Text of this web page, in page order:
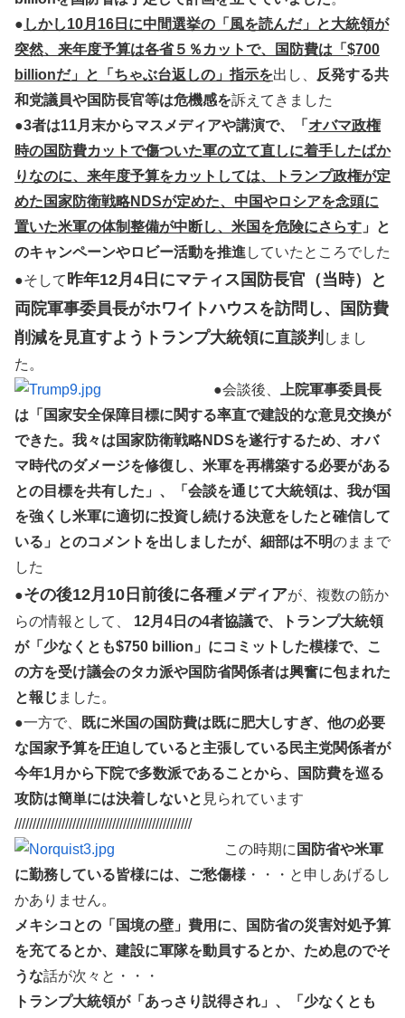
● しかし10月16日に中間選挙の「風を読んだ」と大統領が
突然、来年度予算は各省５％カットで、国防費は「$700
billionだ」と「ちゃぶ台返しの」指示を出し、
反発する共
和党議員や国防長官等は危機感を訴えてきました
●3者は11月末からマスメディアや講演で、「 オバマ政権
時の国防費カットで傷ついた軍の立て直しに着手したばか
りなのに、来年度予算をカットしては、トランプ政権が定
めた国家防衛戦略NDSが定めた、中国やロシアを念頭に
置いた米軍の体制整備が中断し、米国を危険にさらす 」と
のキャンペーンやロビー活動を推進 していたところでした
●そして 昨年12月4日にマティス国防長官（当時）と
両院軍事委員長がホワイトハウスを訪問し、国防費
削減を見直すようトランプ大統領に直談判 しまし
た。
●会談後、
上院軍事委員長
は「国家安全保障目標に関する率直で建設的な意見交換が
できた。我々は国家防衛戦略NDSを遂行するため、オバ
マ時代のダメージを修復し、米軍を再構築する必要がある
との目標を共有した」、「会談を通じて大統領は、我が国
を強くし米軍に適切に投資し続ける決意をしたと確信して
いる」とのコメントを出しましたが、細部は不明のままで
した
●その後12月10日前後に各種メディアが、複数の筋か
らの情報として、 12月4日の4者協議で、トランプ大統領
が「少なくとも$750 billion」にコミットした模様で、こ
の方を受け議会のタカ派や国防省関係者は興奮に包まれた
と報じ ました。
●一方で、
既に米国の国防費は既に肥大しすぎ、他の必要
な国家予算を圧迫していると主張している民主党関係者が
今年1月から下院で多数派であることから、国防費を巡る
攻防は簡単には決着しないと 見られています
/////////////////////////////////////////////////
この時期に 国防省や米軍
に勤務している皆様には、ご愁傷様 ・・・と申しあげるし
かありません。
メキシコとの「国境の壁」費用に、国防省の災害対処予算
を充てるとか、建設に軍隊を動員するとか、ため息のでそ
うな話が次々と・・・
トランプ大統領が「あっさり説得され」、「少なくとも